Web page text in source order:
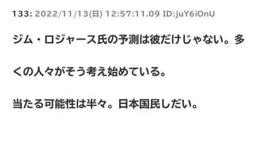
133: 2022/11/13(日) 12:57:11.09 ID:juY6iOnU
ジム・ロジャース氏の予測は彼だけじゃない。多
くの人々がそう考え始めている。
当たる可能性は半々。日本国民しだい。